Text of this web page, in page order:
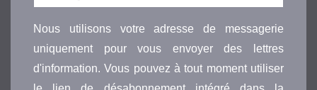
Nous utilisons votre adresse de messagerie
uniquement pour vous envoyer des lettres
d'information. Vous pouvez à tout moment utiliser